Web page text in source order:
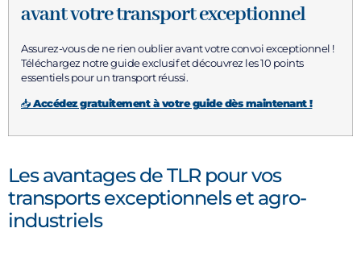
avant votre transport exceptionnel
Assurez-vous de ne rien oublier avant votre convoi exceptionnel !
Téléchargez notre guide exclusif et découvrez les 10 points
essentiels pour un transport réussi.
📥 Accédez gratuitement à votre guide dès maintenant !
Les avantages de TLR pour vos
transports exceptionnels et agro-
industriels